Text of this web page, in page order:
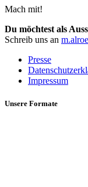
Mach mit!
Du möchtest als
Schreib uns an
Presse
Impressum
Unsere Formate